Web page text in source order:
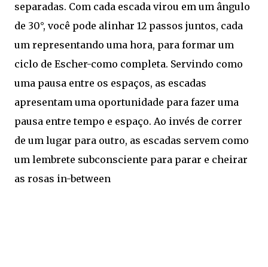
separadas. Com cada escada virou em um ângulo
de 30°, você pode alinhar 12 passos juntos, cada
um representando uma hora, para formar um
ciclo de Escher-como completa. Servindo como
uma pausa entre os espaços, as escadas
apresentam uma oportunidade para fazer uma
pausa entre tempo e espaço. Ao invés de correr
de um lugar para outro, as escadas servem como
um lembrete subconsciente para parar e cheirar
as rosas in-between